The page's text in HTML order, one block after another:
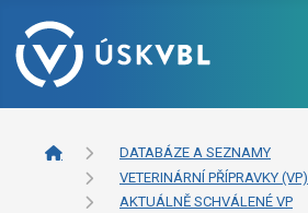
DATABÁZE A SEZNAMY
VETERINÁRNÍ PŘÍPRAVKY (VP)
AKTUÁLNĚ SCHVÁLENÉ VP